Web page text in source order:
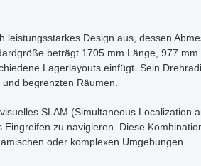
Design aus, dessen
beträgt 1705 mm Länge, 977
Lagerlayouts einfügt. Sein
begrenzten Räumen.
SLAM (Simultaneous Localization
zu navigieren. Diese
oder komplexen Umgebungen.